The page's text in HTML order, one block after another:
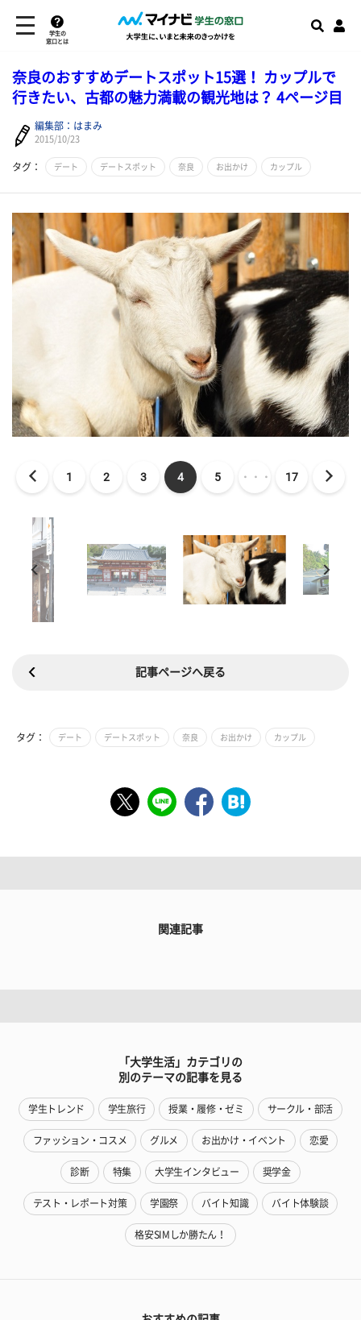
学生の
窓口とは
奈良のおすすめデートスポット15選！ カップルで
行きたい、古都の魅力満載の観光地は？ 4ページ目
編集部：はまみ
2015/10/23
タグ： デート デートスポット 奈良 お出かけ カップル
1 2 3 4 5 ・・・ 17
記事ページへ戻る
タグ： デート デートスポット 奈良 お出かけ カップル
関連記事
「大学生活」カテゴリの
別のテーマの記事を見る
学生トレンド 学生旅行 授業・履修・ゼミ サークル・部活
ファッション・コスメ グルメ お出かけ・イベント 恋愛
診断 特集 大学生インタビュー 奨学金
テスト・レポート対策 学園祭 バイト知識 バイト体験談
格安SIMしか勝たん！